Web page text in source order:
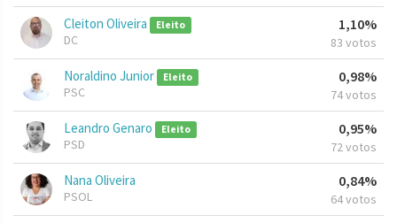
Cleiton Oliveira Eleito
DC
1,10%
83 votos
Noraldino Junior Eleito
PSC
0,98%
74 votos
Leandro Genaro Eleito
PSD
0,95%
72 votos
Nana Oliveira
PSOL
0,84%
64 votos